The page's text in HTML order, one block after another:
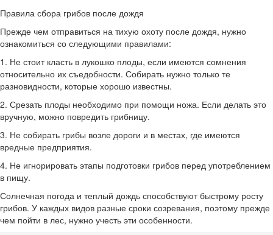
Правила сбора грибов после дождя
Прежде чем отправиться на тихую охоту после дождя, нужно
ознакомиться со следующими правилами:
1. Не стоит класть в лукошко плоды, если имеются сомнения
относительно их съедобности. Собирать нужно только те
разновидности, которые хорошо известны.
2. Срезать плоды необходимо при помощи ножа. Если делать это
вручную, можно повредить грибницу.
3. Не собирать грибы возле дороги и в местах, где имеются
вредные предприятия.
4. Не игнорировать этапы подготовки грибов перед употреблением
в пищу.
Солнечная погода и теплый дождь способствуют быстрому росту
грибов. У каждых видов разные сроки созревания, поэтому прежде
чем пойти в лес, нужно учесть эти особенности.